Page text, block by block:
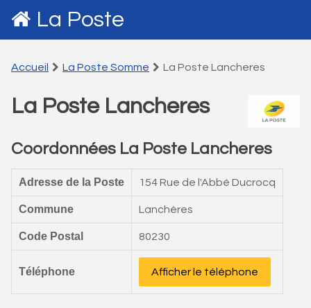
La Poste
Accueil La Poste Somme La Poste Lancheres
La Poste Lancheres
Coordonnées La Poste Lancheres
Adresse de la Poste 154 Rue de l'Abbé Ducrocq
Commune Lanchères
Code Postal 80230
Téléphone Afficher le téléphone